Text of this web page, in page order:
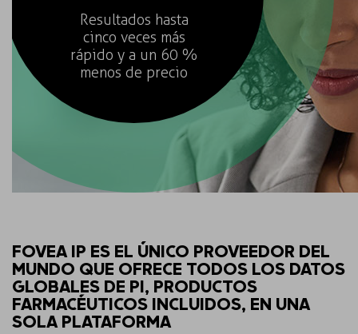
Resultados hasta
cinco veces más
rápido y a un 60 %
menos de precio
FOVEA IP ES EL ÚNICO PROVEEDOR DEL
MUNDO QUE OFRECE TODOS LOS DATOS
GLOBALES DE PI, PRODUCTOS
FARMACÉUTICOS INCLUIDOS, EN UNA
SOLA PLATAFORMA